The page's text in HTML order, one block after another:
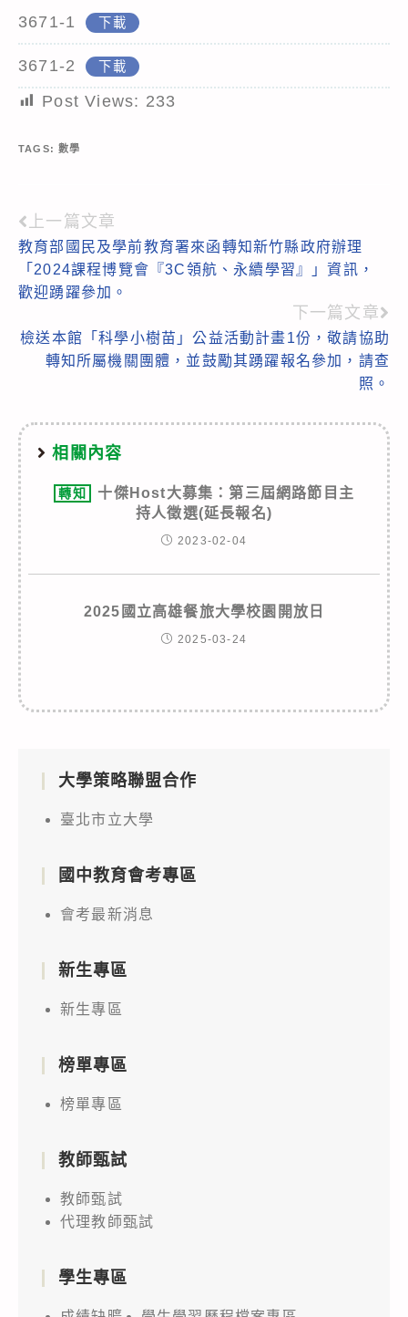
3671-1 下載
3671-2 下載
Post Views: 233
TAGS:數學
Read
more
articles
上一篇文章
教育部國民及學前教育署來函轉知新竹縣政府辦理
「2024課程博覽會『3C領航、永續學習』」資訊，
歡迎踴躍參加。
下一篇文章
檢送本館「科學小樹苗」公益活動計畫1份，敬請協助
轉知所屬機關團體，並鼓勵其踴躍報名參加，請查
照。
相關內容
轉知
十傑Host大募集：第三屆網路節目主
持人徵選(延長報名)
2023-02-04
2025國立高雄餐旅大學校園開放日
2025-03-24
大學策略聯盟合作
臺北市立大學
國中教育會考專區
會考最新消息
新生專區
新生專區
榜單專區
榜單專區
教師甄試
教師甄試
代理教師甄試
學生專區